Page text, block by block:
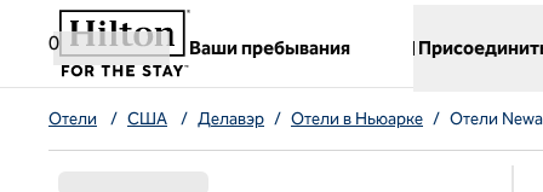
Перейти к содержанию
0
Ваши пребывания
,открывается новая вкладка
Отели / США / Делавэр / Отели в Ньюарке / Отели